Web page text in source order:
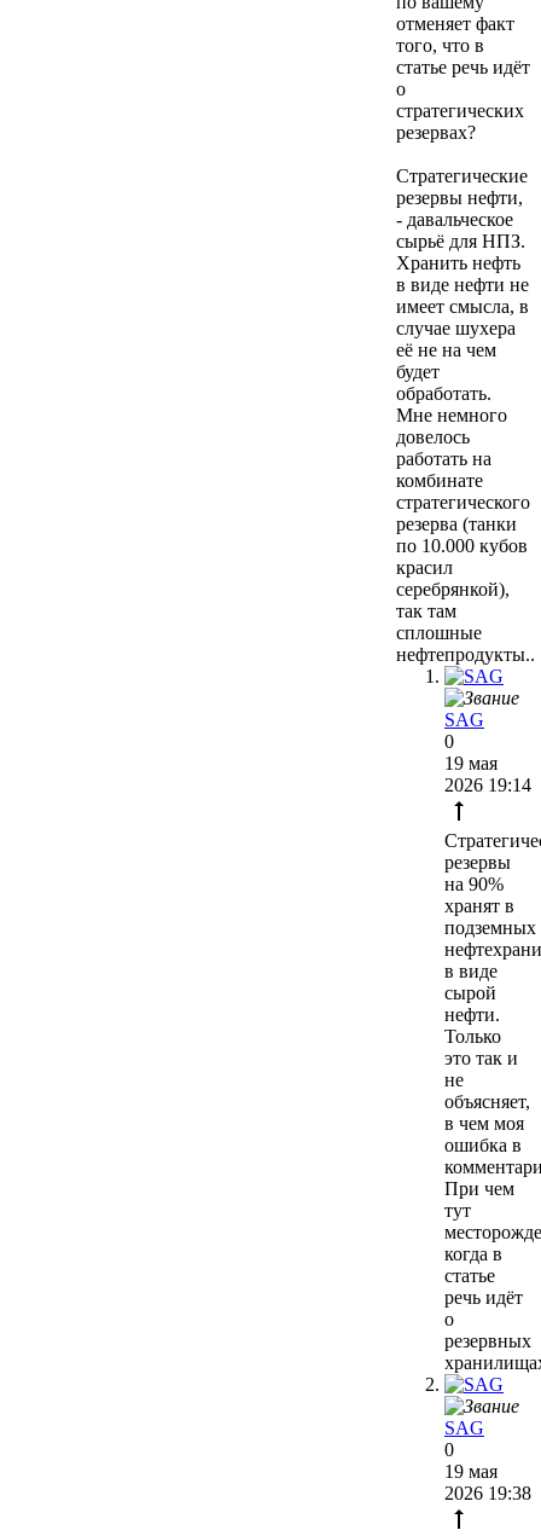
отменяет факт
того, что в
статье речь идёт
о
стратегических
резервах?
Стратегические
резервы нефти,
- давальческое
сырьё для НПЗ.
Хранить нефть
в виде нефти не
имеет смысла, в
случае шухера
её не на чем
будет
обработать.
Мне немного
довелось
работать на
комбинате
стратегического
резерва (танки
по 10.000 кубов
красил
серебрянкой),
так там
сплошные
нефтепродукты..
SAG
0
19 мая
2026 19:14
резервы
на 90%
хранят в
подземных
в виде
сырой
нефти.
Только
это так и
не
объясняет,
в чем моя
ошибка в
При чем
тут
когда в
статье
речь идёт
о
резервных
SAG
0
19 мая
2026 19:38